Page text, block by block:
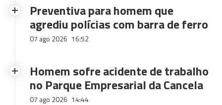
Preventiva para homem que
agrediu polícias com barra de ferro
07 ago 2026 16:52
Homem sofre acidente de trabalho
no Parque Empresarial da Cancela
07 ago 2026 14:44